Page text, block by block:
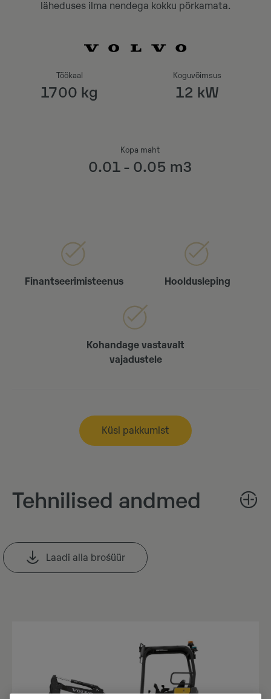
läheduses ilma nendega kokku põrkamata.
Töökaal
1700 kg
Koguvõimsus
12 kW
Kopa maht
0.01 - 0.05 m3
Finantseerimisteenus Hooldusleping
Kohandage vastavalt
vajadustele
Küsi pakkumist
Tehnilised andmed
Laadi alla brośüür